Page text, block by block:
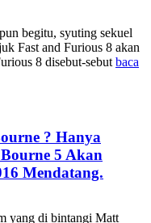
begitu, syuting sekuel
Fast and Furious 8 akan
8 disebut-sebut baca
? Hanya
5 Akan
Mendatang.
yang di bintangi Matt